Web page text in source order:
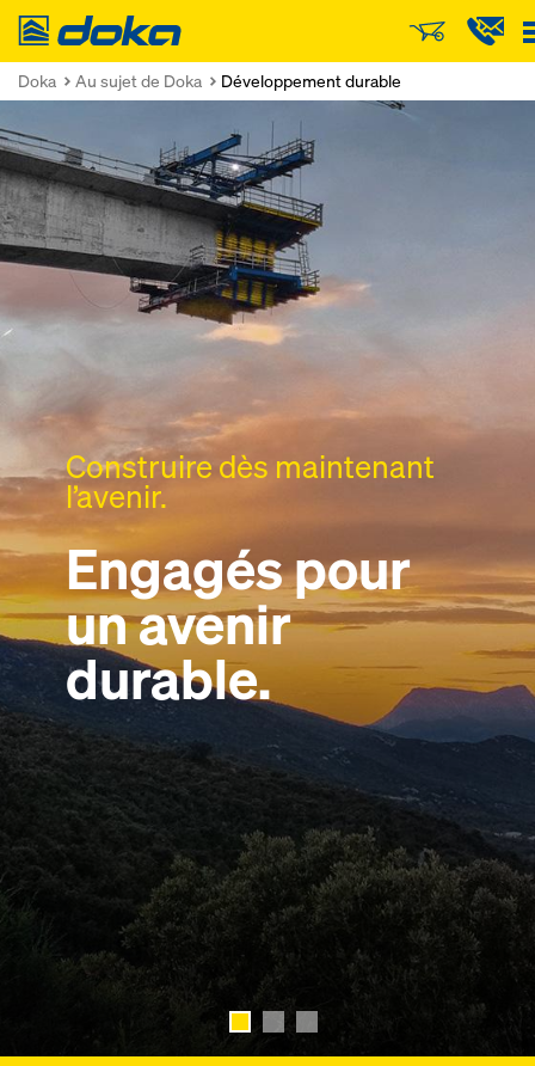
Doka
Doka Au sujet de Doka Développement durable
Construire dès maintenant
l’avenir.
Engagés pour
un avenir
durable.
Construire dès maintenant
l’avenir.
Engagés pour
un avenir
durable.
Construire dès maintenant
l’avenir.
Engagés pour
un avenir
durable.